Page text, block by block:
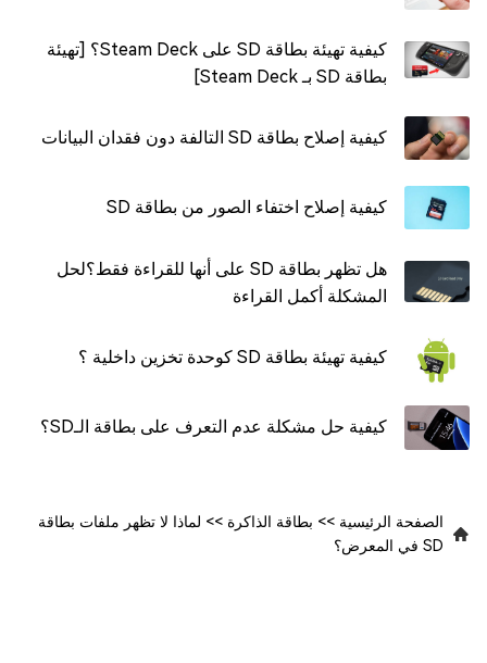
كيفية تهيئة بطاقة SD على Steam Deck؟ [تهيئة
بطاقة SD بـ Steam Deck]
كيفية إصلاح بطاقة SD التالفة دون فقدان البيانات
كيفية إصلاح اختفاء الصور من بطاقة SD
هل تظهر بطاقة SD على أنها للقراءة فقط؟لحل
المشكلة أكمل القراءة
كيفية تهيئة بطاقة SD كوحدة تخزين داخلية ؟
كيفية حل مشكلة عدم التعرف على بطاقة الـSD؟
الصفحة الرئيسية >> بطاقة الذاكرة >> لماذا لا تظهر ملفات بطاقة
SD في المعرض؟